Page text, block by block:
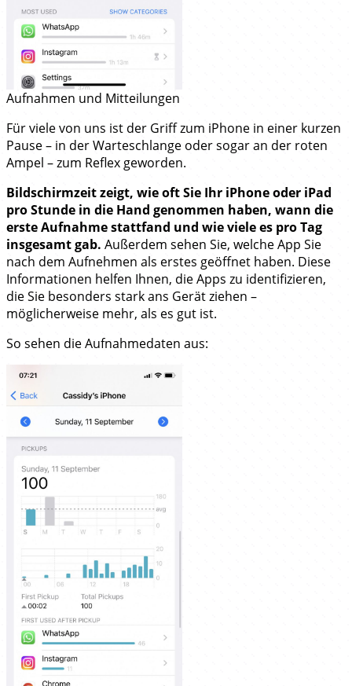
Aufnahmen und Mitteilungen
Für viele von uns ist der Griff zum iPhone in einer kurzen
Pause – in der Warteschlange oder sogar an der roten
Ampel – zum Reflex geworden.
Bildschirmzeit zeigt, wie oft Sie Ihr iPhone oder iPad
pro Stunde in die Hand genommen haben, wann die
erste Aufnahme stattfand und wie viele es pro Tag
insgesamt gab. Außerdem sehen Sie, welche App Sie
nach dem Aufnehmen als erstes geöffnet haben. Diese
Informationen helfen Ihnen, die Apps zu identifizieren,
die Sie besonders stark ans Gerät ziehen –
möglicherweise mehr, als es gut ist.
So sehen die Aufnahmedaten aus: